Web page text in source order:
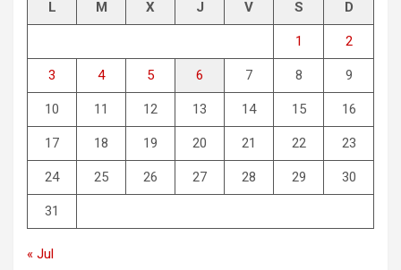
L M X J V S D
1 2
3 4 5 6 7 8 9
10 11 12 13 14 15 16
17 18 19 20 21 22 23
24 25 26 27 28 29 30
31
« Jul